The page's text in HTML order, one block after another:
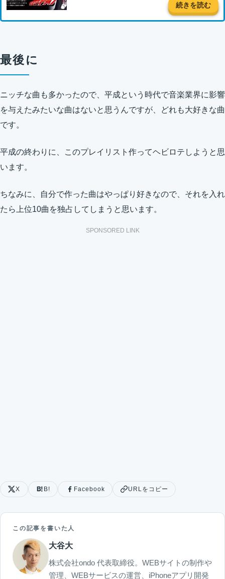
続きを読む
最後に
ニッチな曲も多かったので、平成という時代で音楽業界に影響
を与えたみたいな曲はないと思うんですが、どれも大好きな曲
です。
平成の終わりに、このプレイリスト作ってヘビロテしようと思
います。
ちなみに、自分で作った曲はやっぱり好きなので、それを入れ
たら上位10曲を独占してしまうと思います。
SPONSORED LINK
X B! Facebook URLをコピー
この記事を書いた人
大谷大
株式会社ondo 代表取締役。WEBサイトの制作や
管理、WEBサービスの運営、iPhoneアプリ開発